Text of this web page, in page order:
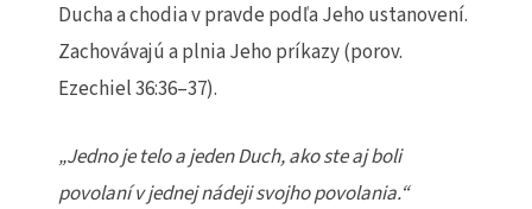
Ducha a chodia v pravde podľa Jeho ustanovení.
Zachovávajú a plnia Jeho príkazy (porov.
Ezechiel 36:36–37).
„Jedno je telo a jeden Duch, ako ste aj boli
povolaní v jednej nádeji svojho povolania.“